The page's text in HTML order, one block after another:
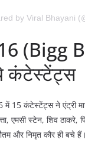
by Viral Bhayani
(Bigg
कंटेस्टेंट्स
में 15 कंटेस्टेंट्स ने एंट्री
एमसी स्टेन, शिव ठाकरे,
और निमृत कौर ही